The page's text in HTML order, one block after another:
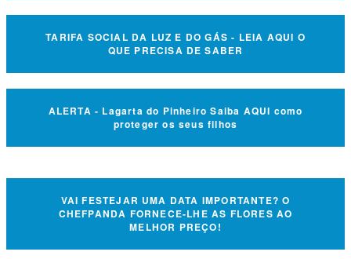
TARIFA SOCIAL DA LUZ E DO GÁS - LEIA AQUI O
QUE PRECISA DE SABER
ALERTA - Lagarta do Pinheiro Saiba AQUI como
proteger os seus filhos
VAI FESTEJAR UMA DATA IMPORTANTE? O
CHEFPANDA FORNECE-LHE AS FLORES AO
MELHOR PREÇO!